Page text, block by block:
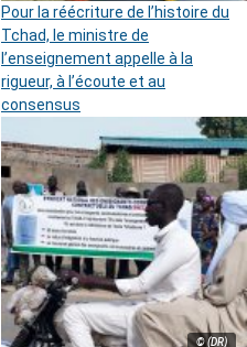
Pour la réécriture de l’histoire du
Tchad, le ministre de
l’enseignement appelle à la
rigueur, à l’écoute et au
consensus
© (DR)